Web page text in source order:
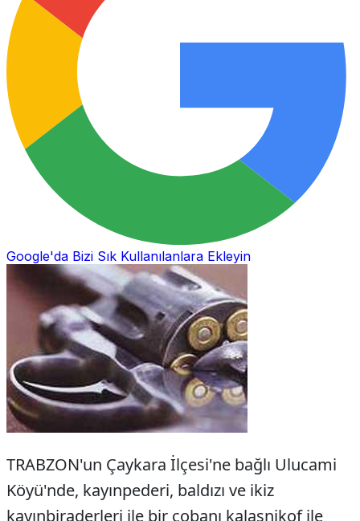
Google'da Bizi Sık Kullanılanlara Ekleyin
TRABZON'un Çaykara İlçesi'ne bağlı Ulucami
Köyü'nde, kayınpederi, baldızı ve ikiz
kayınbiraderleri ile bir çobanı kalaşnikof ile